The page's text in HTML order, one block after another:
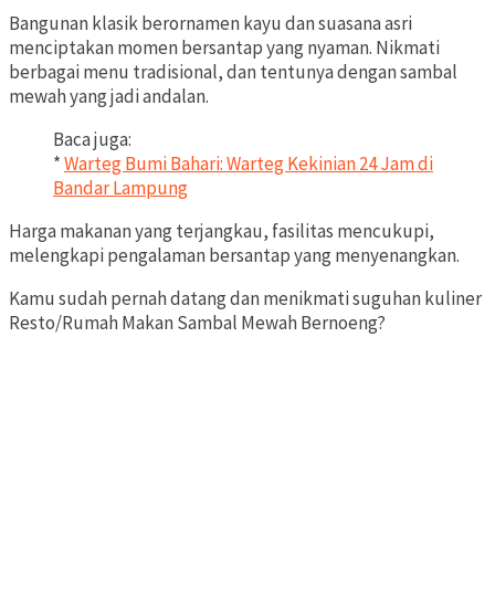
Bangunan klasik berornamen kayu dan suasana asri
menciptakan momen bersantap yang nyaman. Nikmati
berbagai menu tradisional, dan tentunya dengan sambal
mewah yang jadi andalan.
Baca juga:
*Warteg Bumi Bahari: Warteg Kekinian 24 Jam di
Bandar Lampung
Harga makanan yang terjangkau, fasilitas mencukupi,
melengkapi pengalaman bersantap yang menyenangkan.
Kamu sudah pernah datang dan menikmati suguhan kuliner
Resto/Rumah Makan Sambal Mewah Bernoeng?